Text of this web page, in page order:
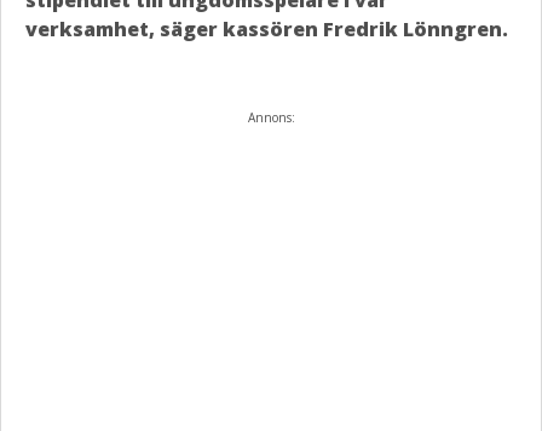
verksamhet, säger kassören Fredrik Lönngren.
Annons: